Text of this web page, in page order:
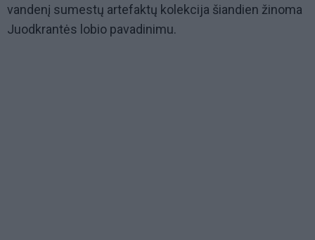
vandenį sumestų artefaktų kolekcija šiandien žinoma
Juodkrantės lobio pavadinimu.